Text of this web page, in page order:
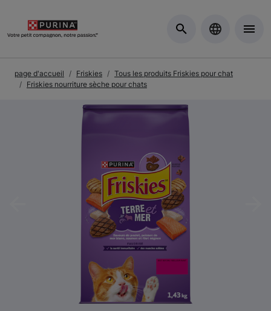
page d'accueil Friskies
Tous les produits Friskies pour chat
Friskies nourriture sèche pour chats